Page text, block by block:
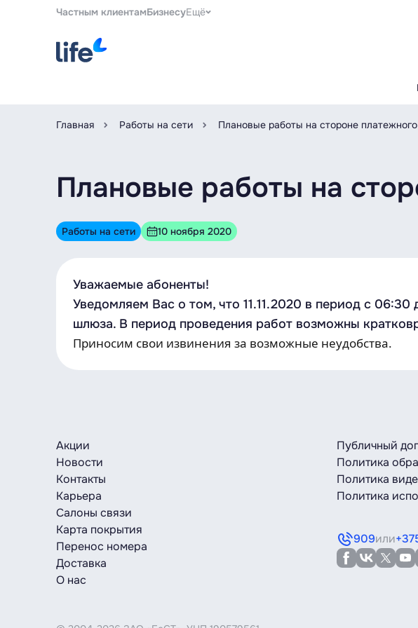
Частным клиентамБизнесуЕщё
Главная Работы на сети Плановые работы на стороне
Плановые работы на
Работы на сети 10 ноября 2020
Уважаемые абоненты!
Уведомляем Вас о том, что 11.11.2020 в период с
шлюза. В период проведения работ возможны
Приносим свои извинения за возможные неудобства.
Акции
Новости
Контакты
Карьера
Салоны связи
Карта покрытия
Перенос номера
Доставка
О нас
Публичный
Политика
Политика
Политика
909или